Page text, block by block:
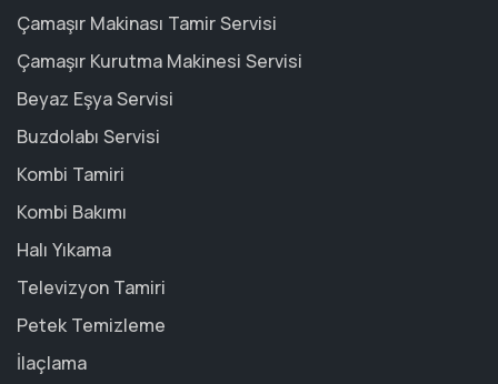
Çamaşır Makinası Tamir Servisi
Çamaşır Kurutma Makinesi Servisi
Beyaz Eşya Servisi
Buzdolabı Servisi
Kombi Tamiri
Kombi Bakımı
Halı Yıkama
Televizyon Tamiri
Petek Temizleme
İlaçlama